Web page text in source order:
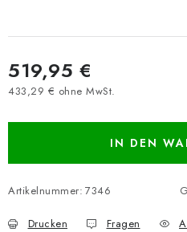
519,95 €
433,29 € ohne MwSt.
IN DEN
Artikelnummer: 7346
Drucken Fragen